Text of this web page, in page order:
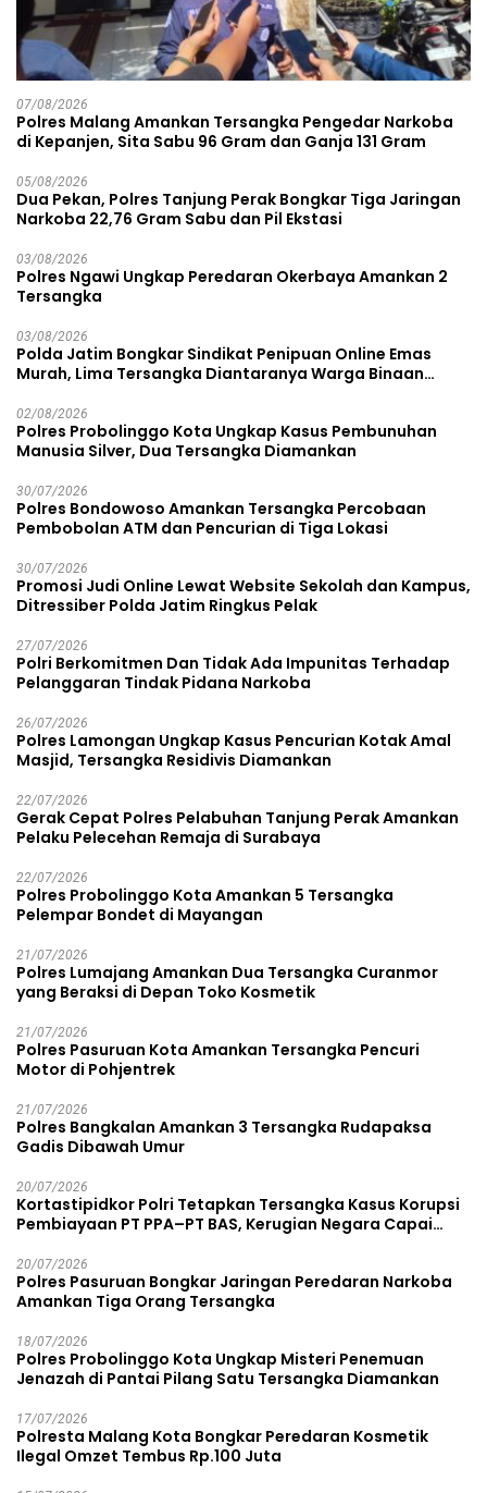
07/08/2026
Polres Malang Amankan Tersangka Pengedar Narkoba
di Kepanjen, Sita Sabu 96 Gram dan Ganja 131 Gram
05/08/2026
Dua Pekan, Polres Tanjung Perak Bongkar Tiga Jaringan
Narkoba 22,76 Gram Sabu dan Pil Ekstasi
03/08/2026
Polres Ngawi Ungkap Peredaran Okerbaya Amankan 2
Tersangka
03/08/2026
Polda Jatim Bongkar Sindikat Penipuan Online Emas
Murah, Lima Tersangka Diantaranya Warga Binaan
02/08/2026
Polres Probolinggo Kota Ungkap Kasus Pembunuhan
Manusia Silver, Dua Tersangka Diamankan
30/07/2026
Polres Bondowoso Amankan Tersangka Percobaan
Pembobolan ATM dan Pencurian di Tiga Lokasi
30/07/2026
Promosi Judi Online Lewat Website Sekolah dan Kampus,
Ditressiber Polda Jatim Ringkus Pelak
27/07/2026
Polri Berkomitmen Dan Tidak Ada Impunitas Terhadap
Pelanggaran Tindak Pidana Narkoba
26/07/2026
Polres Lamongan Ungkap Kasus Pencurian Kotak Amal
Masjid, Tersangka Residivis Diamankan
22/07/2026
Gerak Cepat Polres Pelabuhan Tanjung Perak Amankan
Pelaku Pelecehan Remaja di Surabaya
22/07/2026
Polres Probolinggo Kota Amankan 5 Tersangka
Pelempar Bondet di Mayangan
21/07/2026
Polres Lumajang Amankan Dua Tersangka Curanmor
yang Beraksi di Depan Toko Kosmetik
21/07/2026
Polres Pasuruan Kota Amankan Tersangka Pencuri
Motor di Pohjentrek
21/07/2026
Polres Bangkalan Amankan 3 Tersangka Rudapaksa
Gadis Dibawah Umur
20/07/2026
Kortastipidkor Polri Tetapkan Tersangka Kasus Korupsi
Pembiayaan PT PPA–PT BAS, Kerugian Negara Capai
20/07/2026
Polres Pasuruan Bongkar Jaringan Peredaran Narkoba
Amankan Tiga Orang Tersangka
18/07/2026
Polres Probolinggo Kota Ungkap Misteri Penemuan
Jenazah di Pantai Pilang Satu Tersangka Diamankan
17/07/2026
Polresta Malang Kota Bongkar Peredaran Kosmetik
Ilegal Omzet Tembus Rp.100 Juta